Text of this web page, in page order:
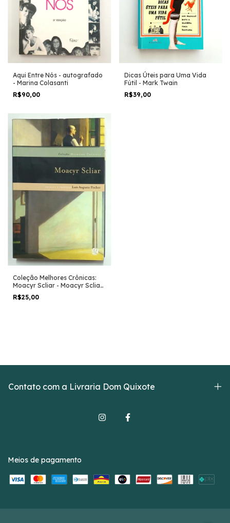
Aqui Entre Nós - autografado
- Marina Colasanti
R$90,00
Dicas Úteis para Uma Vida
Fútil - Mark Twain
R$39,00
Coleção Melhores Crônicas:
Moacyr Scliar - Moacyr Scliar
e Luís Augusto Fischer
(seleção)
R$25,00
Contato com a Livraria Dom Quixote
Meios de pagamento